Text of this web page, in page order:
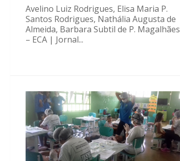
Avelino Luiz Rodrigues, Elisa Maria P.
Santos Rodrigues, Nathália Augusta de
Almeida, Barbara Subtil de P. Magalhães
– ECA | Jornal...